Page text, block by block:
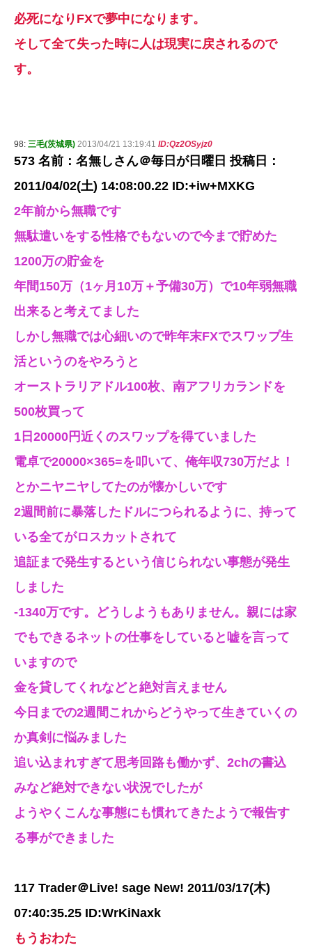
必死になりFXで夢中になります。
そして全て失った時に人は現実に戻されるので
す。
98: 三毛(茨城県) 2013/04/21 13:19:41 ID:Qz2OSyjz0
573 名前：名無しさん＠毎日が日曜日 投稿日：
2011/04/02(土) 14:08:00.22 ID:+iw+MXKG
2年前から無職です
無駄遣いをする性格でもないので今まで貯めた
1200万の貯金を
年間150万（1ヶ月10万＋予備30万）で10年弱無職
出来ると考えてました
しかし無職では心細いので昨年末FXでスワップ生
活というのをやろうと
オーストラリアドル100枚、南アフリカランドを
500枚買って
1日20000円近くのスワップを得ていました
電卓で20000×365=を叩いて、俺年収730万だよ！
とかニヤニヤしてたのが懐かしいです
2週間前に暴落したドルにつられるように、持って
いる全てがロスカットされて
追証まで発生するという信じられない事態が発生
しました
-1340万です。どうしようもありません。親には家
でもできるネットの仕事をしていると嘘を言って
いますので
金を貸してくれなどと絶対言えません
今日までの2週間これからどうやって生きていくの
か真剣に悩みました
追い込まれすぎて思考回路も働かず、2chの書込
みなど絶対できない状況でしたが
ようやくこんな事態にも慣れてきたようで報告す
る事ができました
117 Trader＠Live! sage New! 2011/03/17(木)
07:40:35.25 ID:WrKiNaxk
もうおわた